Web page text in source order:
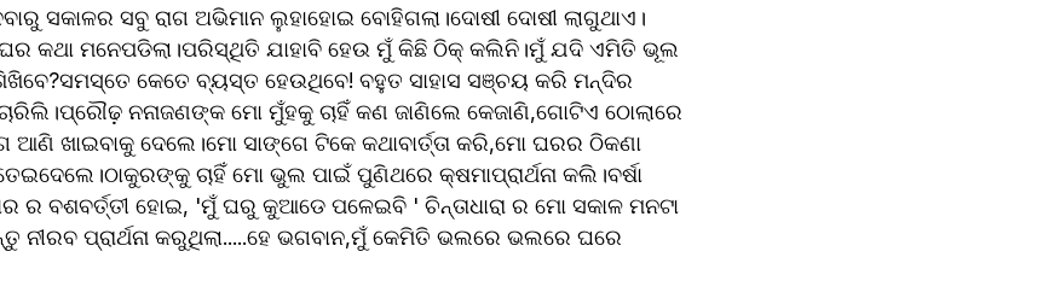
କଥା ମନେପଡିଲା।ପରିସ୍ଥିତି ଯାହାବି ହେଉ ମୁଁ କିଛି ଠିକ୍ କଲିନି।ମୁଁ ଯଦି ଏମିତି ଭୂଲ
କେତେ ବ୍ୟସ୍ତ ହେଉଥିବେ! ବହୁତ ସାହାସ ସଞ୍ଚୟ କରି ମନ୍ଦିର
ନନାଜଣଙ୍କ ମୋ ମୁଁହକୁ ଚାହିଁ କଣ ଜାଣିଲେ କେଜାଣି,ଗୋଟିଏ ଠୋଲାରେ
ଖାଇବାକୁ ଦେଲେ।ମୋ ସାଙ୍ଗେ ଟିକେ କଥାବାର୍ତ୍ତା କରି,ମୋ ଘରର ଠିକଣା
ଚାହିଁ ମୋ ଭୁଲ ପାଇଁ ପୁଣିଥରେ କ୍ଷମାପ୍ରାର୍ଥନା କଲି।ବର୍ଷା
ର ବଶବର୍ତ୍ତୀ ହୋଇ, 'ମୁଁ ଘରୁ କୁଆଡେ ପଳେଇବି ' ଚିନ୍ତାଧାରା ର ମୋ ସକାଳ ମନଟା
ନୀରବ ପ୍ରାର୍ଥନା କରୁଥିଲା.....ହେ ଭଗବାନ,ମୁଁ କେମିତି ଭଲରେ ଭଲରେ ଘରେ